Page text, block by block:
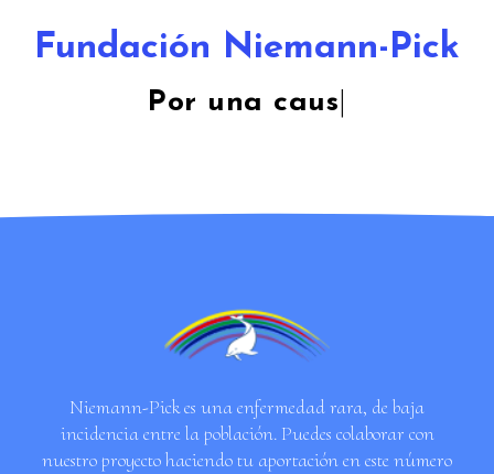
Fundación Niemann-Pick
Por una|
Niemann-Pick es una enfermedad rara, de baja
incidencia entre la población. Puedes colaborar con
nuestro proyecto haciendo tu aportación en este número